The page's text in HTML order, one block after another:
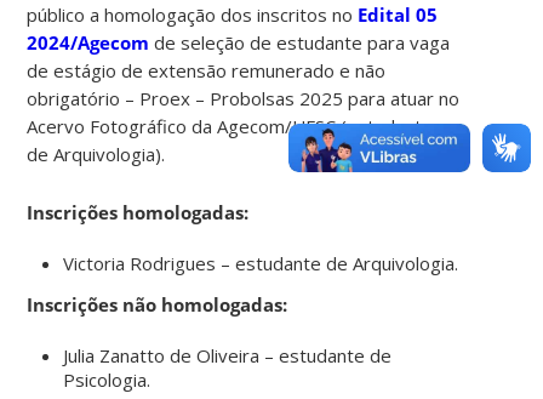
público a homologação dos inscritos no Edital 05
2024/Agecom de seleção de estudante para vaga
de estágio de extensão remunerado e não
obrigatório – Proex – Probolsas 2025 para atuar no
Acervo Fotográfico da Agecom/UFSC (estudantes
de Arquivologia).
Inscrições homologadas:
Victoria Rodrigues – estudante de Arquivologia.
Inscrições não homologadas:
Julia Zanatto de Oliveira – estudante de
Psicologia.